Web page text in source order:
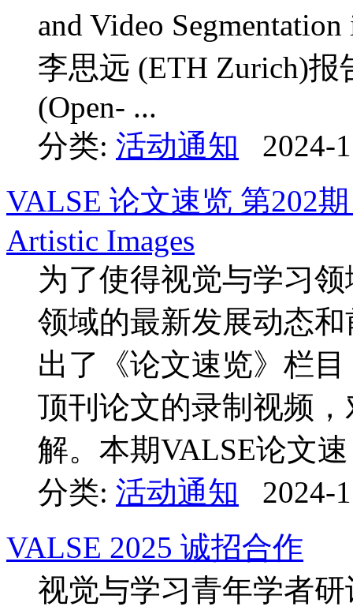
and Video
李思远 (ETH Zurich)
(Open- ...
分类: 活动通知
2024-
VALSE 论文速览 第202
Artistic Images
为了使得视觉与学习
领域的最新发展动态
出了《论文速览》栏
顶刊论文的录制视频
解。本期VALSE论文
分类: 活动通知
2024-
VALSE 2025 诚招合作
视觉与学习青年学者